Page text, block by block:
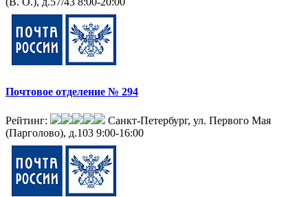
Почтовое отделение № 294
Рейтинг:
Санкт-Петербург, ул. Первого Мая
(Парголово), д.103 9:00-16:00